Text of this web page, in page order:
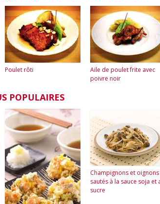
Poulet rôti
Aile de poulet frite avec
poivre noir
POPULAIRES
Champignons et oignons
sautés à la sauce soja et
sucre